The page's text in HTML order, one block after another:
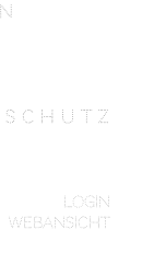
s c h u t z
Login
Webansicht